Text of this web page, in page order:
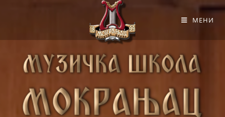
МЕНИ